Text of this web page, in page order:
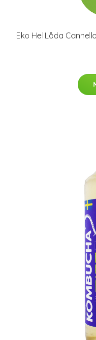
Eko Hel Låda